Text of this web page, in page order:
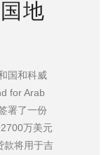
地
国和科威
for Arab
署了一份
万美元
款将用于吉